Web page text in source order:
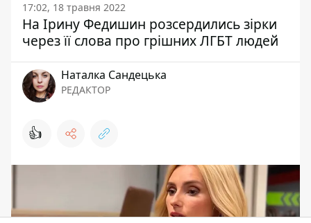
17:02, 18 травня 2022
На Ірину Федишин розсердились зірки
через її слова про грішних ЛГБТ людей
Наталка Сандецька
РЕДАКТОР
👍